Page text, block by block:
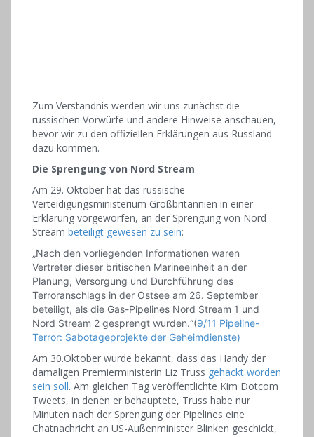
Zum Verständnis werden wir uns zunächst die
russischen Vorwürfe und andere Hinweise anschauen,
bevor wir zu den offiziellen Erklärungen aus Russland
dazu kommen.
Die Sprengung von Nord Stream
Am 29. Oktober hat das russische
Verteidigungsministerium Großbritannien in einer
Erklärung vorgeworfen, an der Sprengung von Nord
Stream beteiligt gewesen zu sein:
„Nach den vorliegenden Informationen waren
Vertreter dieser britischen Marineeinheit an der
Planung, Versorgung und Durchführung des
Terroranschlags in der Ostsee am 26. September
beteiligt, als die Gas-Pipelines Nord Stream 1 und
Nord Stream 2 gesprengt wurden.“(9/11 Pipeline-
Terror: Sabotageprojekte der Geheimdienste)
Am 30.Oktober wurde bekannt, dass das Handy der
damaligen Premierministerin Liz Truss gehackt worden
sein soll. Am gleichen Tag veröffentlichte Kim Dotcom
Tweets, in denen er behauptete, Truss habe nur
Minuten nach der Sprengung der Pipelines eine
Chatnachricht an US-Außenminister Blinken geschickt,